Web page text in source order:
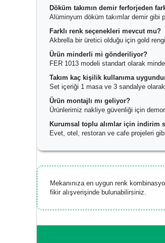
Döküm takımın demir ferforjeden
Alüminyum döküm takımlar demir gibi
Farklı renk seçenekleri mevcut mu?
Akbrella bir üretici olduğu için gold
Ürün minderli mi gönderiliyor?
FER 1013 modeli standart olarak
Takım kaç kişilik kullanıma
Set içeriği 1 masa ve 3 sandalye
Ürün montajlı mı geliyor?
Ürünlerimiz nakliye güvenliği için
Kurumsal toplu alımlar için indirim
Evet, otel, restoran ve cafe projeleri
Mekanınıza en uygun renk
fikir alışverişinde bulunabilirsiniz.